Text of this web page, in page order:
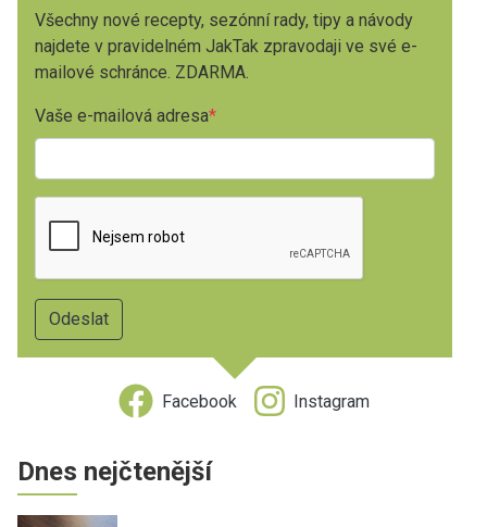
Všechny nové recepty, sezónní rady, tipy a návody
najdete v pravidelném JakTak zpravodaji ve své e-
mailové schránce. ZDARMA.
Vaše e-mailová adresa
Facebook Instagram
Dnes nejčtenější